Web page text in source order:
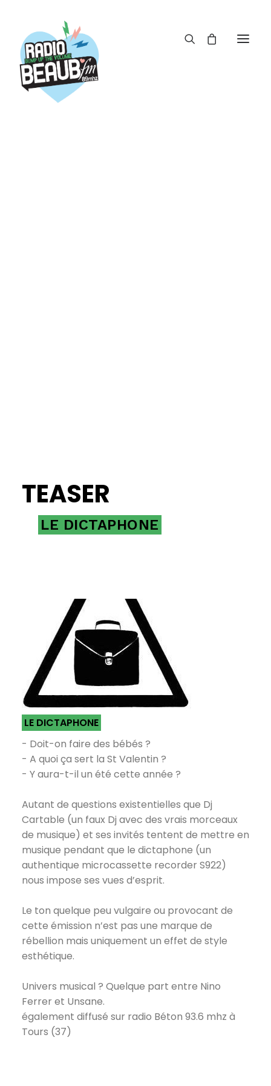
TEASER
LE DICTAPHONE
LE DICTAPHONE
- Doit-on faire des bébés ?
- A quoi ça sert la St Valentin ?
- Y aura-t-il un été cette année ?
Autant de questions existentielles que Dj
Cartable (un faux Dj avec des vrais morceaux
de musique) et ses invités tentent de mettre en
musique pendant que le dictaphone (un
authentique microcassette recorder S922)
nous impose ses vues d’esprit.
Le ton quelque peu vulgaire ou provocant de
cette émission n’est pas une marque de
rébellion mais uniquement un effet de style
esthétique.
Univers musical ? Quelque part entre Nino
Ferrer et Unsane.
également diffusé sur radio Béton 93.6 mhz à
Tours (37)